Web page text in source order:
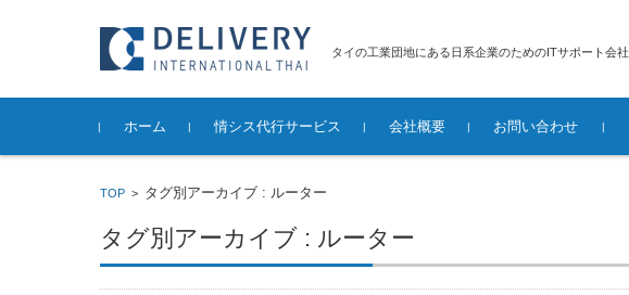
タイの工業団地にある日系企業のためのITサポート会社
コンテンツに移動
ホーム
情シス代行サービス 会社概要 お問い合わせ
TOP > タグ別アーカイブ : ルーター
タグ別アーカイブ : ルーター